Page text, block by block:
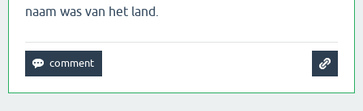
naam was van het land.